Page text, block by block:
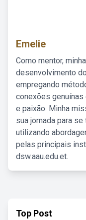
Emelie
Como mentor,
desenvolvimento
empregando
conexões
e paixão. Minha
sua jornada para
utilizando
pelas principais
dsw.aau.edu.et.
Top Post